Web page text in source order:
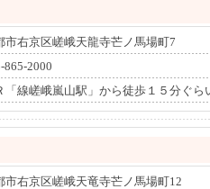
市右京区嵯峨天龍寺芒ノ馬場町7
865-2000
「線嵯峨嵐山駅」から徒歩１５分ぐら
市右京区嵯峨天竜寺芒ノ馬場町12